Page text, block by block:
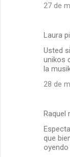
27 de
Laura
Usted
unikos
la
28 de
Raquel
que